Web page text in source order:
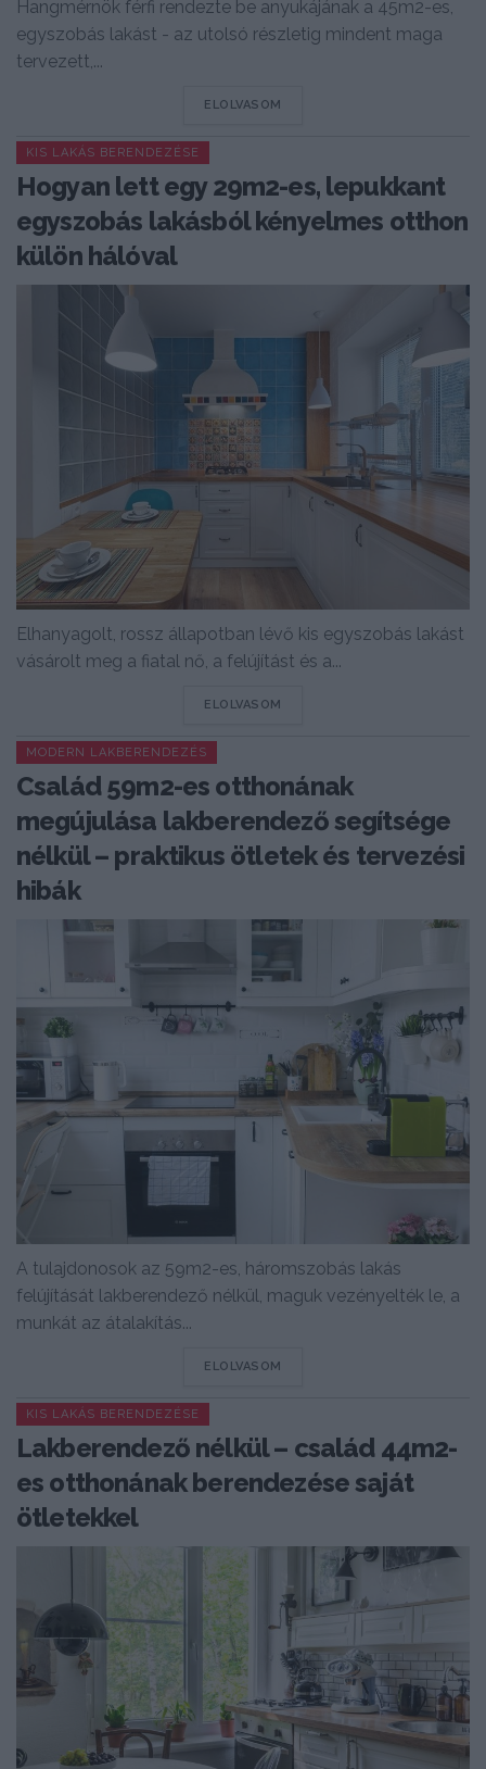
Hangmérnök férfi rendezte be anyukájának a 45m2-es,
egyszobás lakást - az utolsó részletig mindent maga
tervezett,...
ELOLVASOM
KIS LAKÁS BERENDEZÉSE
Hogyan lett egy 29m2-es, lepukkant
egyszobás lakásból kényelmes otthon
külön hálóval
Elhanyagolt, rossz állapotban lévő kis egyszobás lakást
vásárolt meg a fiatal nő, a felújítást és a...
ELOLVASOM
MODERN LAKBERENDEZÉS
Család 59m2-es otthonának
megújulása lakberendező segítsége
nélkül – praktikus ötletek és tervezési
hibák
A tulajdonosok az 59m2-es, háromszobás lakás
felújítását lakberendező nélkül, maguk vezényelték le, a
munkát az átalakítás...
ELOLVASOM
KIS LAKÁS BERENDEZÉSE
Lakberendező nélkül – család 44m2-
es otthonának berendezése saját
ötletekkel